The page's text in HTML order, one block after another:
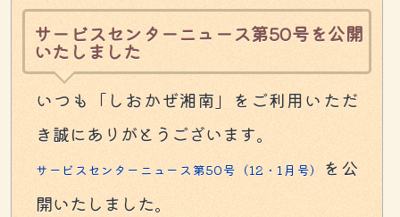
サービスセンターニュース第50号を公開
いたしました
いつも「しおかぜ湘南」をご利用いただ
き誠にありがとうございます。
サービスセンターニュース第50号（12 ・1 月号）
を公
開いたしました。